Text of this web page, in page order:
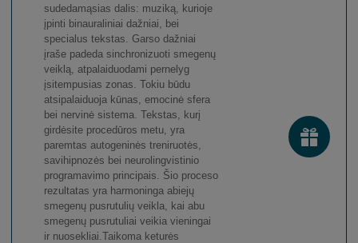
sudedamąsias dalis: muziką, kurioje
įpinti binauraliniai dažniai, bei
specialus tekstas. Garso dažniai
įraše padeda sinchronizuoti smegenų
veiklą, atpalaiduodami pernelyg
įsitempusias zonas. Tokiu būdu
atsipalaiduoja kūnas, emocinė sfera
bei nervinė sistema. Tekstas, kurį
girdėsite procedūros metu, yra
paremtas autogeninės treniruotės,
savihipnozės bei neurolingvistinio
programavimo principais. Šio proceso
rezultatas yra harmoninga abiejų
smegenų pusrutulių veikla, kai abu
smegenų pusrutuliai veikia vieningai
ir nuosekliai.Taikoma keturės